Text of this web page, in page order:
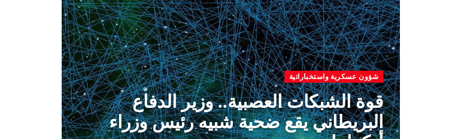
شؤون عسكرية واستخباراتية
قوة الشبكات العصبية.. وزير الدفاع
البريطاني يقع ضحية شبيه رئيس وزراء